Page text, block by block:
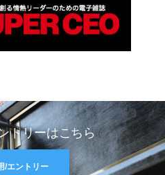
トリーはこちら
/エントリー